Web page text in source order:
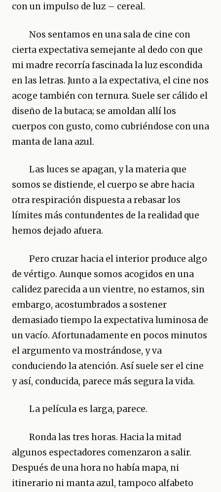
con un impulso de luz – cereal.
Nos sentamos en una sala de cine con
cierta expectativa semejante al dedo con que
mi madre recorría fascinada la luz escondida
en las letras. Junto a la expectativa, el cine nos
acoge también con ternura. Suele ser cálido el
diseño de la butaca; se amoldan allí los
cuerpos con gusto, como cubriéndose con una
manta de lana azul.
Las luces se apagan, y la materia que
somos se distiende, el cuerpo se abre hacia
otra respiración dispuesta a rebasar los
límites más contundentes de la realidad que
hemos dejado afuera.
Pero cruzar hacia el interior produce algo
de vértigo. Aunque somos acogidos en una
calidez parecida a un vientre, no estamos, sin
embargo, acostumbrados a sostener
demasiado tiempo la expectativa luminosa de
un vacío. Afortunadamente en pocos minutos
el argumento va mostrándose, y va
conduciendo la atención. Así suele ser el cine
y así, conducida, parece más segura la vida.
La película es larga, parece.
Ronda las tres horas. Hacia la mitad
algunos espectadores comenzaron a salir.
Después de una hora no había mapa, ni
itinerario ni manta azul, tampoco alfabeto